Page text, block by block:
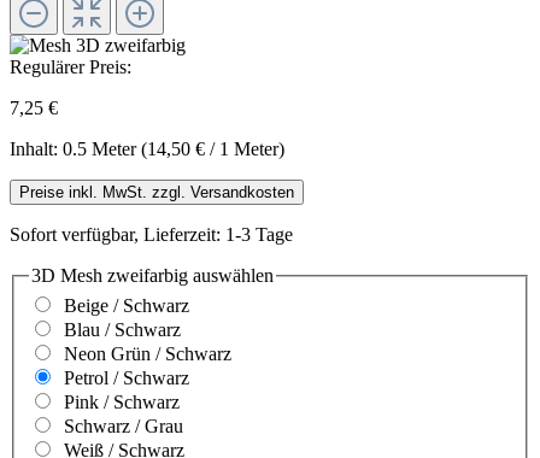
Regulärer Preis:
7,25 €
Inhalt: 0.5 Meter(14,50 € / 1 Meter)
Preise inkl. MwSt. zzgl. Versandkosten
Sofort verfügbar, Lieferzeit: 1-3 Tage
3D Mesh zweifarbig auswählen
Beige / Schwarz
Blau / Schwarz
Neon Grün / Schwarz
Petrol / Schwarz
Pink / Schwarz
Schwarz / Grau
Weiß / Schwarz